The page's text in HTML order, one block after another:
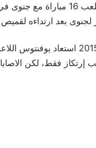
وبعدها عاد للعب 16
وفي صيف 2015 استعاد
إرتكاز فقط، لكن